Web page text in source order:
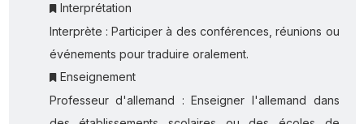
Interprétation
Interprète : Participer à des conférences, réunions ou
événements pour traduire oralement.
Enseignement
Professeur d'allemand : Enseigner l'allemand dans